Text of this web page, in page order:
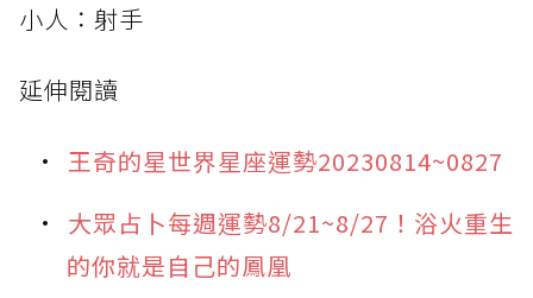
小人：射手
延伸閱讀
王奇的星世界星座運勢20230814~0827
大眾占卜每週運勢8/21~8/27！浴火重生
的你就是自己的鳳凰